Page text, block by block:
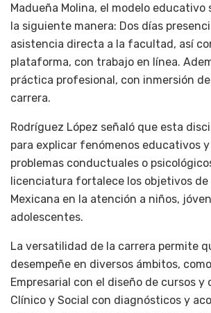
Madueña Molina, el modelo educativo
la siguiente manera: Dos días
asistencia directa a la facultad, así
plataforma, con trabajo en línea.
práctica profesional, con inmersión
carrera.
Rodríguez López señaló que esta
para explicar fenómenos educativos
problemas conductuales o
licenciatura fortalece los objetivos de
Mexicana en la atención a niños,
adolescentes.
La versatilidad de la carrera permite
desempeñe en diversos ámbitos,
Empresarial con el diseño de cursos y
Clínico y Social con diagnósticos y